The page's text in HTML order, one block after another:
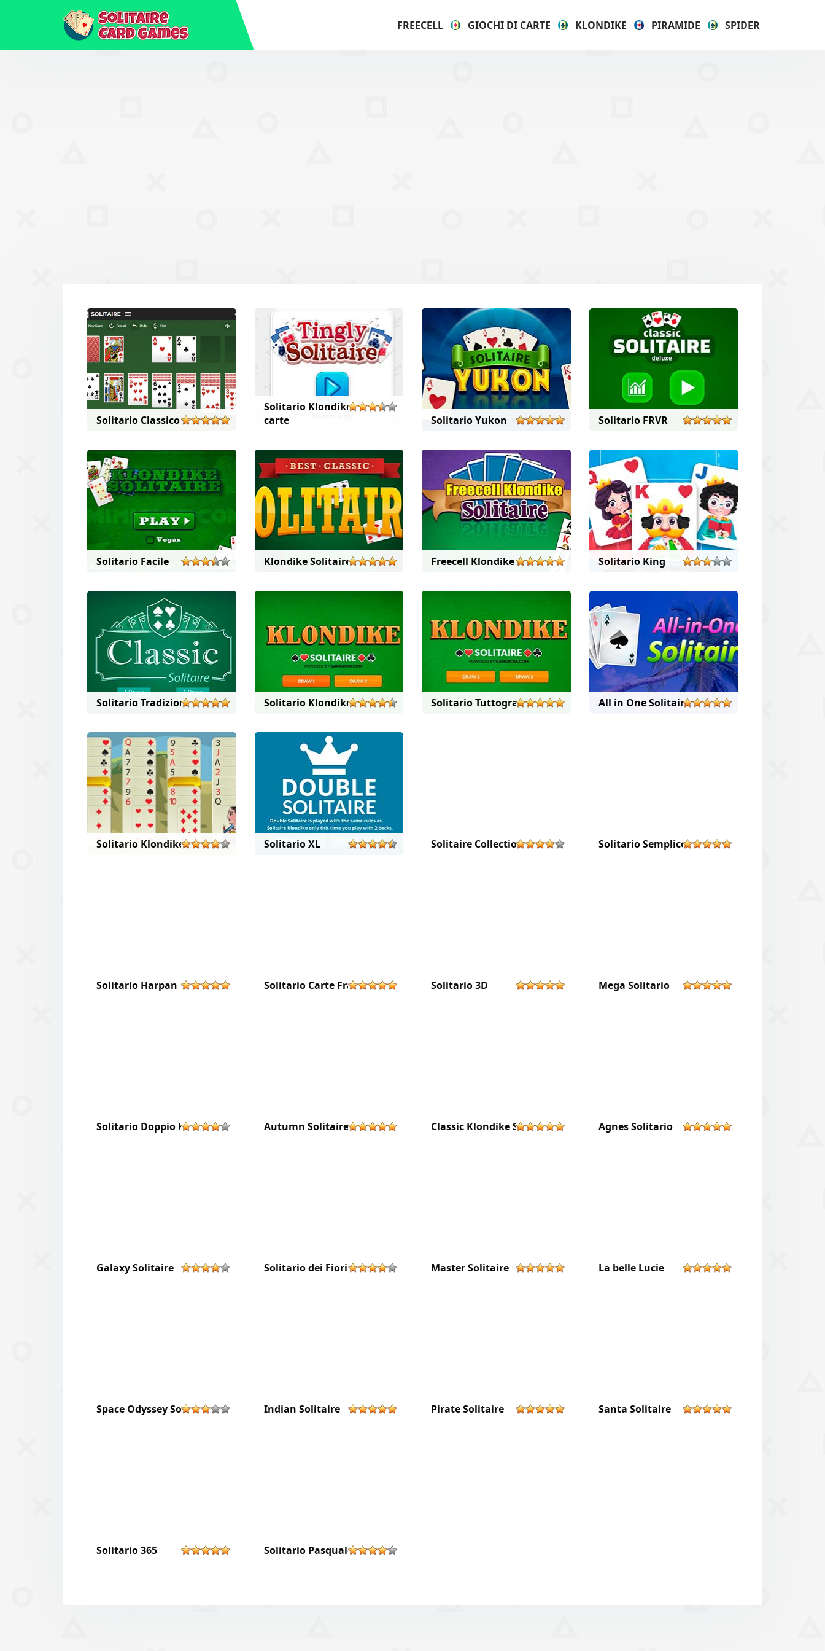
FREECELL GIOCHI DI CARTE KLONDIKE PIRAMIDE SPIDER
Solitario Classico
Solitario Klondike a tre
carte
Solitario Yukon Solitario FRVR
Solitario Facile Klondike Solitaire Freecell Klondike Solitaire Solitario King
Solitario Tradizionale Solitario Klondike Solitario Tuttogratis All in One Solitaire
Solitario Klondike 1 carta Solitario XL Solitaire Collection Solitario Semplice
Solitario Harpan Solitario Carte Francesi Solitario 3D Mega Solitario
Solitario Doppio Klondike Autumn Solitaire Classic Klondike Solitaire Agnes Solitario
Galaxy Solitaire Solitario dei Fiori Master Solitaire La belle Lucie
Space Odyssey Solitaire Indian Solitaire Pirate Solitaire Santa Solitaire
Solitario 365 Solitario Pasquale